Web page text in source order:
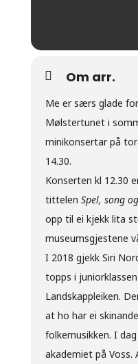
Om arr.
Me er særs glade
Mølstertunet i
minikonsertar på
14.30.
Konserten kl 12.30
tittelen Spel, song
opp til ei kjekk lita
museumsgjestene
I 2018 gjekk Siri
topps i
Landskappleiken.
at ho har ei
folkemusikken. I
akademiet på Voss.